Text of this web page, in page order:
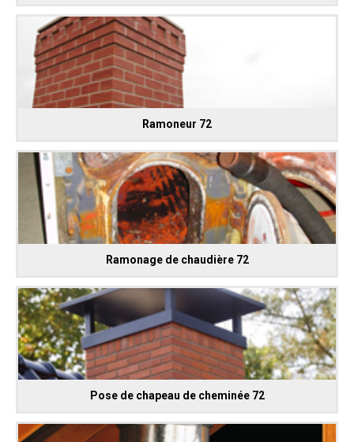
Ramoneur 72
Ramonage de chaudière 72
Pose de chapeau de cheminée 72